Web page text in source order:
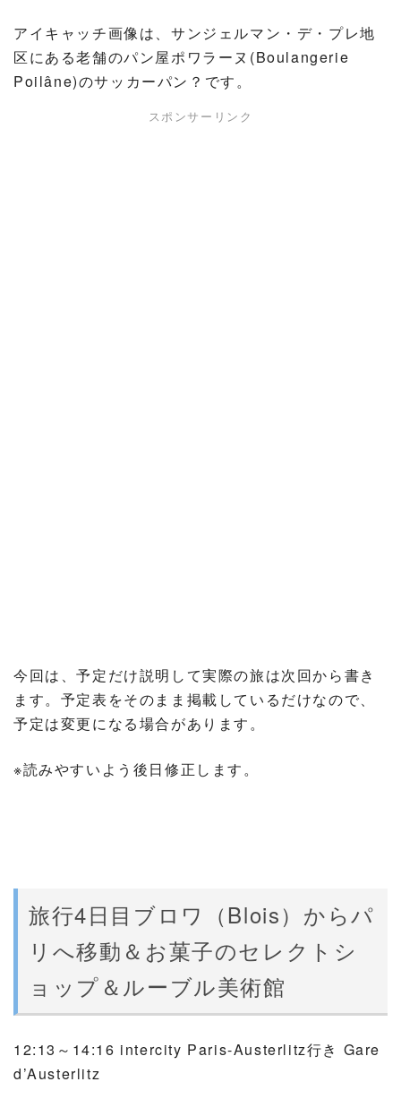
アイキャッチ画像は、サンジェルマン・デ・プレ地
区にある老舗のパン屋ポワラーヌ(Boulangerie
Poilâne)のサッカーパン？です。
スポンサーリンク
今回は、予定だけ説明して実際の旅は次回から書き
ます。予定表をそのまま掲載しているだけなので、
予定は変更になる場合があります。
※読みやすいよう後日修正します。
旅行4日目ブロワ（Blois）からパ
リへ移動＆お菓子のセレクトシ
ョップ＆ルーブル美術館
12:13～14:16 intercity Paris-Austerlitz行き Gare
d’Austerlitz